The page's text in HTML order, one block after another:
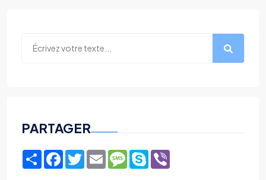
PARTAGER
ShareFacebook
TwitterEmailMessage
Skype